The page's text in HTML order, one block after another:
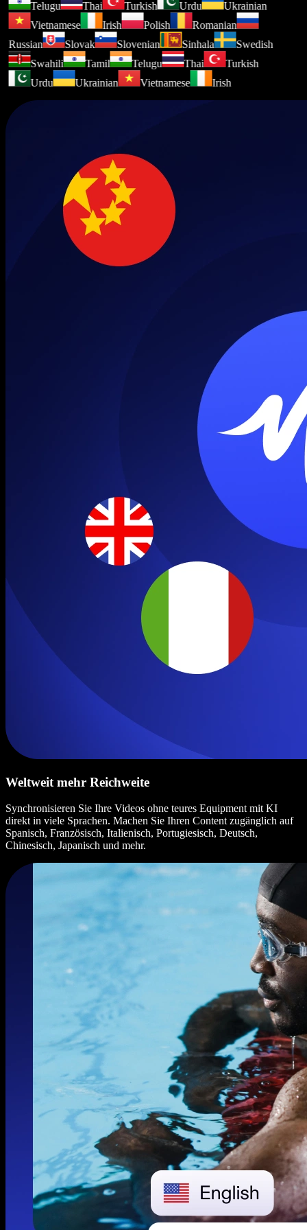
Telugu
Thai Turkish Urdu
Ukrainian
Vietnamese
Irish Polish
Romanian
Russian
Slovak Slovenian Sinhala
Swedish
Swahili
Tamil Telugu Thai
Turkish
Urdu
Ukrainian Vietnamese Irish
Weltweit mehr Reichweite
Synchronisieren Sie Ihre Videos ohne teures Equipment mit KI
direkt in viele Sprachen. Machen Sie Ihren Content zugänglich auf
Spanisch, Französisch, Italienisch, Portugiesisch, Deutsch,
Chinesisch, Japanisch und mehr.